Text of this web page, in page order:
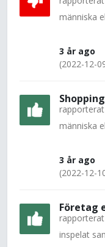
människa
3 år ago
(2022-12-
människa
3 år ago
(2022-12-
Företag
inspelat